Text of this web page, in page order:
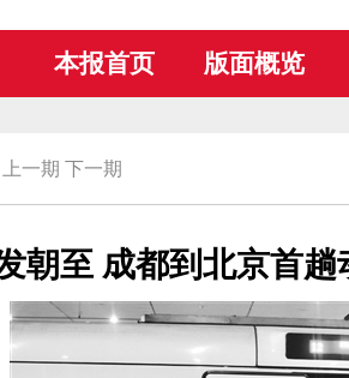
本报首页 版面概览
上一期 下一期
朝至 成都到北京首